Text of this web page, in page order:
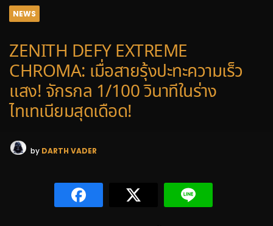
NEWS
ZENITH DEFY EXTREME
CHROMA: เมื่อสายรุ้งปะทะความเร็ว
แสง! จักรกล 1/100 วินาทีในร่าง
ไทเทเนียมสุดเดือด!
by DARTH VADER